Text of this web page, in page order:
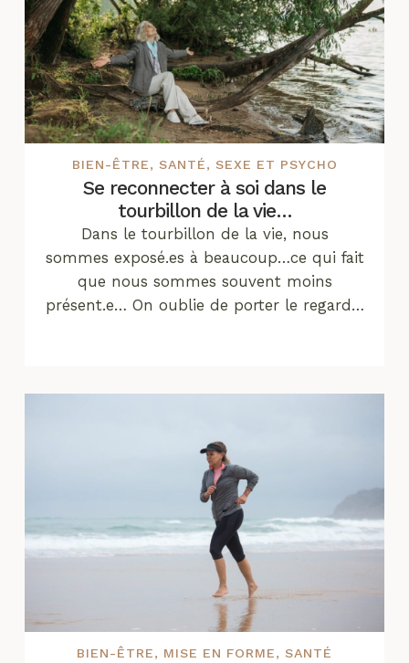
BIEN-ÊTRE, SANTÉ, SEXE ET PSYCHO
Se reconnecter à soi dans le
tourbillon de la vie…
Dans le tourbillon de la vie, nous
sommes exposé.es à beaucoup…ce qui fait
que nous sommes souvent moins
présent.e… On oublie de porter le regard…
BIEN-ÊTRE, MISE EN FORME, SANTÉ